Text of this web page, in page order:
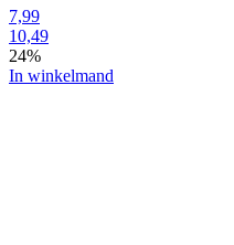
7,99
10,49
24%
In winkelmand